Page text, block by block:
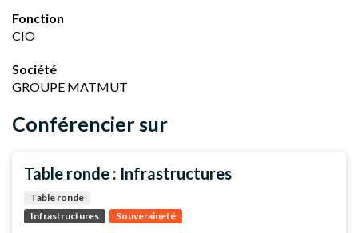
Fonction
CIO
Société
GROUPE MATMUT
Conférencier sur
Table ronde : Infrastructures
Table ronde
Infrastructures
Souveraineté